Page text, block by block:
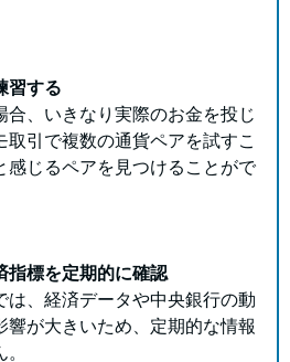
習する
合、いきなり実際のお金を投じ
取引で複数の通貨ペアを試すこ
感じるペアを見つけることがで
指標を定期的に確認
は、経済データや中央銀行の動
響が大きいため、定期的な情報